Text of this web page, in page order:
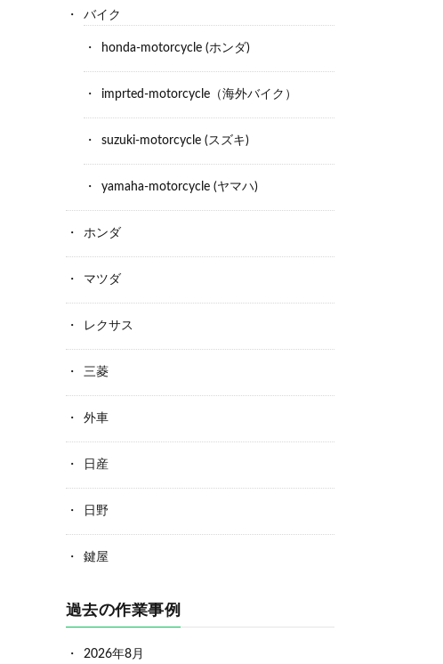
バイク
honda-motorcycle (ホンダ)
imprted-motorcycle（海外バイク）
suzuki-motorcycle (スズキ)
yamaha-motorcycle (ヤマハ)
ホンダ
マツダ
レクサス
三菱
外車
日産
日野
鍵屋
過去の作業事例
2026年8月